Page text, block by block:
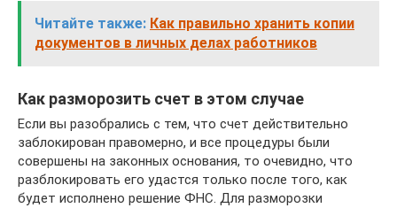
Читайте также: Как правильно хранить копии
документов в личных делах работников
Как разморозить счет в этом случае
Если вы разобрались с тем, что счет действительно
заблокирован правомерно, и все процедуры были
совершены на законных основания, то очевидно, что
разблокировать его удастся только после того, как
будет исполнено решение ФНС. Для разморозки